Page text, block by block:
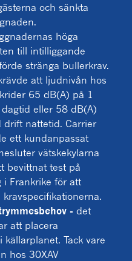
och sänkta
höga
till intilliggande
stränga bullerkrav.
att ljudnivån hos
65 dB(A) på 1
eller 58 dB(A)
drift nattetid. Carrier
ett kundanpassat
vätskekylarna
bevittnat test på
i Frankrike för att
- det
att placera
Tack vare
hos 30XAV